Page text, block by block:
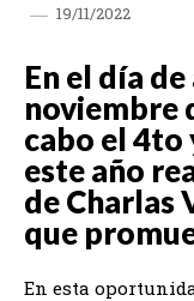
19/11/2022
En el día
noviembre
cabo el
este año
de Charlas
que
En esta